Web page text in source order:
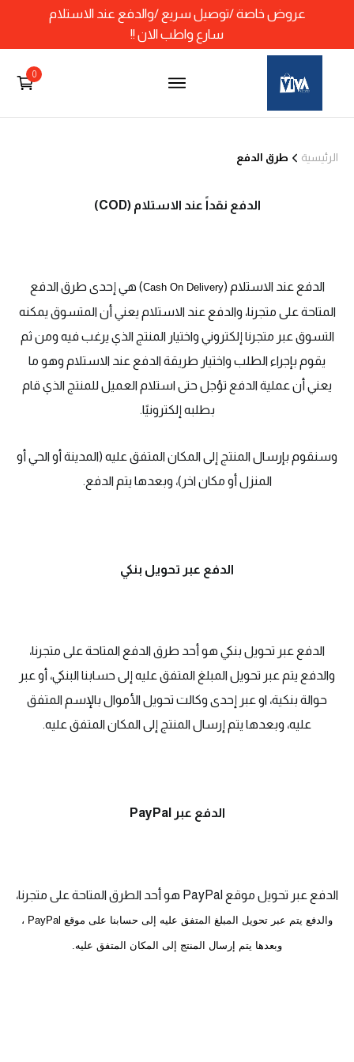
عروض خاصة /توصيل سريع /والدفع عند الاستلام
سارع واطب الان !!
0
الرئيسية طرق الدفع
الدفع نقداً عند الاستلام (COD)
الدفع عند الاستلام (Cash On Delivery) هي إحدى طرق الدفع
المتاحة على متجرنا، والدفع عند الاستلام يعني أن المتسوق يمكنه
التسوق عبر متجرنا إلكتروني واختيار المنتج الذي يرغب فيه ومن ثم
يقوم بإجراء الطلب واختيار طريقة الدفع عند الاستلام وهو ما
يعني أن عملية الدفع تؤجل حتى استلام العميل للمنتج الذي قام
بطلبه إلكترونيًا.
وسنقوم بإرسال المنتج إلى المكان المتفق عليه (المدينة أو الحي أو
المنزل أو مكان اخر)، وبعدها يتم الدفع.
الدفع عبر تحويل بنكي
الدفع عبر تحويل بنكي هو أحد طرق الدفع المتاحة على متجرنا،
والدفع يتم عبر تحويل المبلغ المتفق عليه إلى حسابنا البنكي، أو عبر
حوالة بنكية، او عبر إحدى وكالت تحويل الأموال بالإسم المتفق
عليه، وبعدها يتم إرسال المنتج إلى المكان المتفق عليه.
الدفع عبر PayPal
الدفع عبر تحويل موقع PayPal هو أحد الطرق المتاحة على متجرنا،
والدفع يتم عبر تحويل المبلغ المتفق عليه إلى حسابنا على موقع PayPal ،
وبعدها يتم إرسال المنتج إلى المكان المتفق عليه.